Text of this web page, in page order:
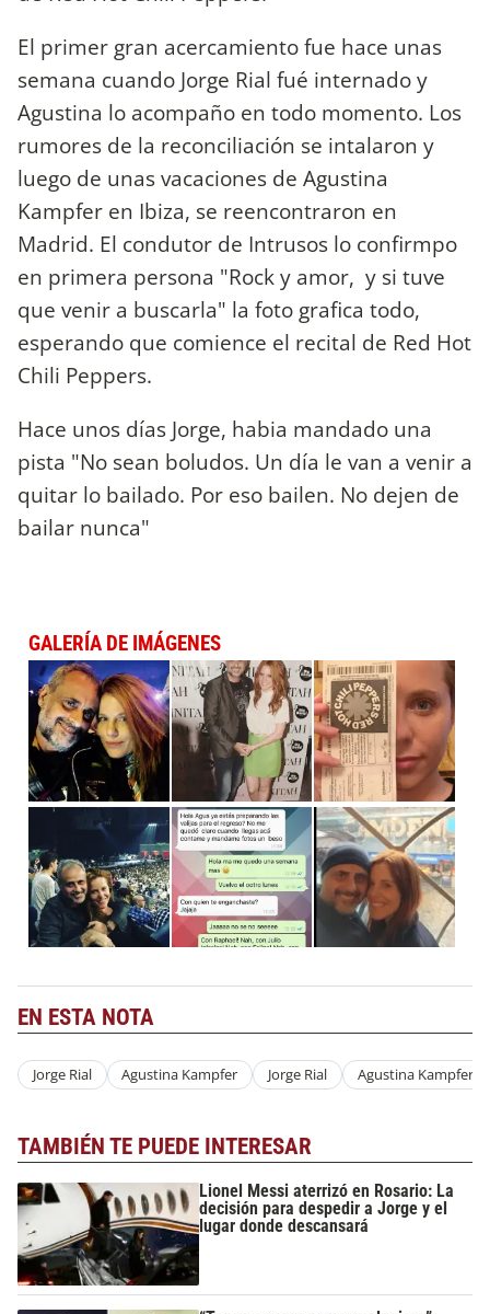
El primer gran acercamiento fue hace unas
semana cuando Jorge Rial fué internado y
Agustina lo acompaño en todo momento. Los
rumores de la reconciliación se intalaron y
luego de unas vacaciones de Agustina
Kampfer en Ibiza, se reencontraron en
Madrid. El condutor de Intrusos lo confirmpo
en primera persona "Rock y amor, y si tuve
que venir a buscarla" la foto grafica todo,
esperando que comience el recital de Red Hot
Chili Peppers.
Hace unos días Jorge, habia mandado una
pista "No sean boludos. Un día le van a venir a
quitar lo bailado. Por eso bailen. No dejen de
bailar nunca"
GALERÍA DE IMÁGENES
EN ESTA NOTA
Jorge Rial Agustina Kampfer Jorge Rial Agustina Kampfer
TAMBIÉN TE PUEDE INTERESAR
Lionel Messi aterrizó en Rosario: La
decisión para despedir a Jorge y el
lugar donde descansará